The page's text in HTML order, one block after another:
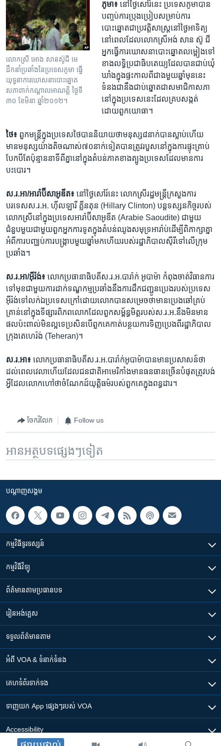
លោក​ស្រី​ អោង សាន​ស៊ូជី​ មេ
ដឹកនាំ​ប្រឆាំង​នៃ​ប្រទេស​ភូមា ធ្វើ​
យុទ្ធនាការ​ឃោសនា​បោះឆ្នោត​
សភាពាក់​កណ្តាល​អាណត្តិ ថ្ងៃ​ទី​
៣០​ ខែ​មិនា​ ឆ្នាំ​២០១២។​
ភូមា៖ នៅ​ថ្ងៃ​សៅរ៍​នេះ ប្រទេស​ភូមា​បាន​
បញ្ចប់​ការ​ប្រុងប្រៀប​សម្រាប់​ការ​
បោះឆ្នោត​ជា​ប្រវត្តិសាស្ត្រ​នៅ​ថ្ងៃ​អាទិត្យ​
នៅ​ពេល​ដែល​លោកស្រី​អង់ សាន ស៊ូ ជី
អ្នក​ធ្វើ​ការ​ឃោសនា​បោះឆ្នោត​លម្អៀង​ទៅ​
ខាង​លទ្ធិ​ប្រជាធិបតេយ្យ​ដែល​បាន​ជាប់​ឃុំ
ឃាំង​ក្នុង​ផ្ទះ​កាល​ពី​ជាង​មួយ​ឆ្នាំ​មុន​នេះ​
ទំនង​ជា​នឹង​ជាប់​ឆ្នោត​ជា​សមាជិកា​សភា​
នៅ​ក្នុង​ប្រទេស​នេះ​ដែល​គ្រប​សង្កត់​
ដោយ​ពួក​យោធា។
ថៃ៖ ពួក​មន្ត្រី​ក្នុង​ប្រទេស​ថៃ​បាន​និយាយ​ថា​មនុស្ស​៨​នាក់​បាន​ស្លាប់​ហើយ​
មាន​មនុស្ស​យ៉ាង​តិច​ណាស់​៧០​នាក់​ទៀត​បាន​ត្រូវ​របួស​នៅ​ក្នុង​ការ​ផ្ទុះគ្រាប់​
បែក​បី​តែ​ប៉ុន្មាន​នាទី​ពី​គ្នា​នៅ​ក្នុង​តំបន់​ភាគ​ខាង​ត្បូង​ប្រទេស​ដែល​មាន​ការ​
បះបោរ។
ស.រ.អា/អារ៉ាប៊ីសាអូឌីត៖ នៅ​ថ្ងៃ​សៅរ៍​នេះ លោកស្រី​រដ្ឋមន្ត្រី​ក្រសួង​ការ
បរទេស​ស.រ.អ. ហ៊ីលឡារី គ្លីនតុន (Hillary Clinton) បន្ត​ទស្សនកិច្ច​របស់​
លោកស្រី​នៅ​ក្នុង​ប្រទេស​អារ៉ាប៊ីសាអូឌីត (Arabie Saoudite) ជាមួយ​
ជំនួប​មួយ​ជាមួយ​ពួក​អ្នក​ការទូត​ក្នុង​តំបន់​ឈូង​សមុទ្រ​អារ៉ាប់​ដើម្បី​ពិភាក្សា​គ្នា​
អំពី​ការ​បញ្ឈប់​ការ​បង្ក្រាប​មួយ​ឆ្នាំ​មក​ហើយ​របស់​រដ្ឋាភិបាល​ស៊ីរី​ទៅ​លើ​ក្រុម​
ប្រឆាំង។
ស.រ.អា/អ៊ីរ៉ង់៖ លោក​ប្រធានាធិបតី​ស.រ.អ.​បារ៉ាក់ អូបាម៉ា កំពុង​ចាត់​វិធានការ​
ទៅ​មុខ​ជាមួយ​ការ​ដាក់​ទណ្ឌកម្ម​ប្រឆាំង​នឹង​ការ​ដឹក​ជញ្ជូន​ប្រេង​របស់​ប្រទេស​
អ៊ីរ៉ង់​ទៅ​លក់​ឯ​ប្រទេស​ក្រៅ​ដោយ​លោក​បាន​សម្រេច​ថា​មាន​ប្រេង​ឆៅ​គ្រប់​
គ្រាន់​នៅ​ក្នុង​ទីផ្សារ​ពិភពលោក​ដែល​ពួក​សម្ព័ន្ធមិត្ត​របស់​ស.រ.អ.​នឹង​មិន​មាន​
ផល​ប៉ះពាល់​មិន​ល្អ​ទេ​ប្រសិន​បើ​ពួក​គេ​កាត់​បន្ថយ​ការ​ទិញ​ប្រេង​ពី​រដ្ឋាភិបាល​
ក្រុងតេហេរ៉ង់ (Teheran)។
ស.រ.អា៖ លោក​ប្រធានាធិបតី​ស.រ.អ.​បារ៉ាក់​អូបាម៉ា​បាន​មាន​ប្រសាសន៍​ថា​
ដល់​ពេល​វេលា​ហើយ​ដែល​ជនជាតិ​អាមេរិកាំង​មាន​ធនធាន​ច្រើន​បំផុត​ត្រូវ​បង់​
អ្វី​ដែល​លោក​ហៅ​ថា​ចំណែក​ដ៍​យុត្តិធម៌​របស់​ពួកគេ​ក្នុង​ពន្ធដារ។
ចែករំលែក Follow us
អានអត្ថបទផ្សេងៗទៀត
បណ្តាញ​សង្គម
កម្មវិធី​ទូរទស្សន៍
កម្មវិធី​វិទ្យុ
ព័ត៌មាន​តាមប្រធានបទ​
រៀន​​អង់គ្លេស
ទទួល​ព័ត៌មាន​តាម
អំពី​ VOA & ទំនាក់ទំនង
គេហទំព័រ​​ទាក់ទង
ទាញយក​ App ផ្សេងៗ​របស់​ VOA
Accessibility